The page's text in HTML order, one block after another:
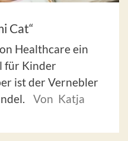
Cat“
Healthcare ein
für Kinder
ist der Vernebler
Von Katja